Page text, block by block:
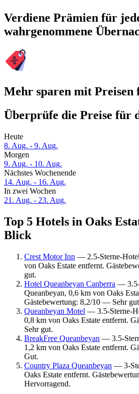
Verdiene Prämien für
wahrgenommene
Mehr sparen mit
Überprüfe die Preise für
Heute
8. Aug. - 9. Aug.
Morgen
9. Aug. - 10. Aug.
Nächstes Wochenende
14. Aug. - 16. Aug.
In zwei Wochen
21. Aug. - 23. Aug.
Top 5 Hotels in Oaks
Blick
Crest Motor Inn — 2.5-Sterne-
von Oaks Estate entfernt.
gut.
Hotel Queanbeyan Canberra — 3.5-
Queanbeyan, 0,6 km von Oaks
Gästebewertung: 8,2/10 — Sehr
Queanbeyan Motel — 3.5-Sterne-
0,8 km von Oaks Estate entfernt.
Sehr gut.
BreakFree Queanbeyan — 3.5-
1,2 km von Oaks Estate entfernt.
Gut.
Country Plaza Queanbeyan — 3-
Oaks Estate entfernt.
Hervorragend.